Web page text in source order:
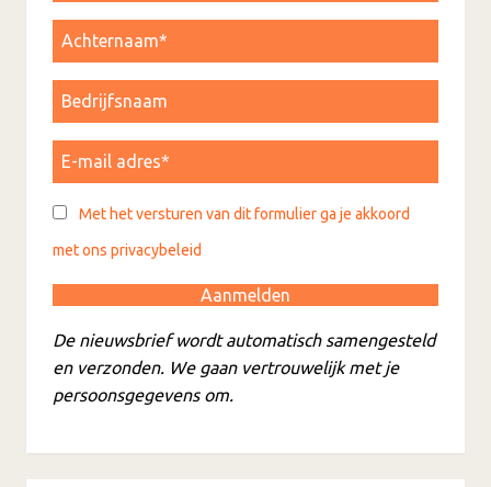
Met het versturen van dit formulier ga je akkoord
met ons privacybeleid
De nieuwsbrief wordt automatisch samengesteld
en verzonden. We gaan vertrouwelijk met je
persoonsgegevens om.